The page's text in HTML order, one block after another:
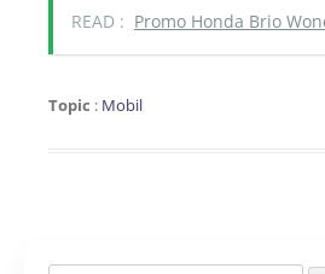
READ : Promo Honda Brio
Topic : Mobil